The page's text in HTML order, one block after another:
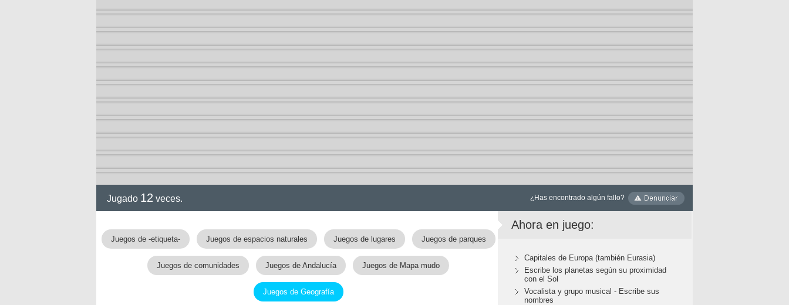
Jugado 12 veces. ¿Has encontrado algún fallo?
Juegos de -etiqueta- Juegos de espacios naturales Juegos de lugares Juegos de parques
Juegos de comunidades Juegos de Andalucía Juegos de Mapa mudo
Juegos de Geografía
Ahora en juego:
Capitales de Europa (también Eurasia)
Escribe los planetas según su proximidad
con el Sol
Vocalista y grupo musical - Escribe sus
nombres